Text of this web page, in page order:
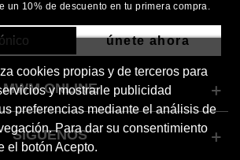
un 10% de descuento en tu primera compra.
únete ahora
cookies propias y de terceros para
y mostrarle publicidad
preferencias mediante el análisis de
Para dar su consentimiento
el botón Acepto.
MWM ONLINE
SÍGUENOS